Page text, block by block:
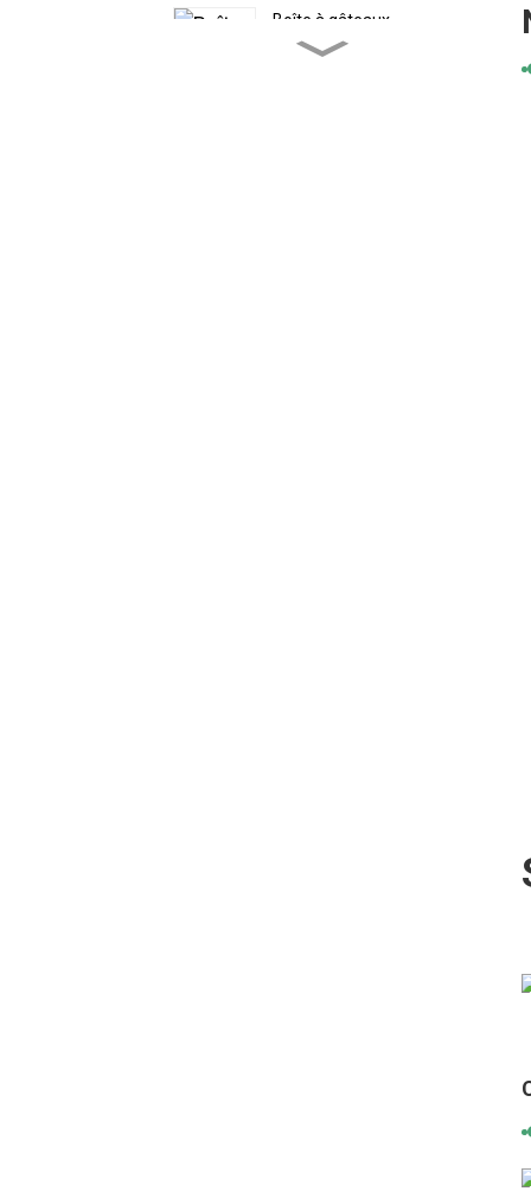
Boîte à gâteaux
personnalisée avec
couvercle supérieur